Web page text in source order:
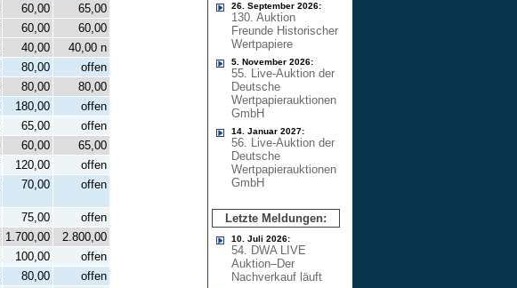
60,00
65,00
60,00
60,00
40,00
40,00 n
80,00
offen
80,00
80,00
180,00
offen
65,00
offen
60,00
65,00
120,00
offen
70,00 offen
75,00
offen
1.700,00
2.800,00
100,00
offen
80,00
offen
26. September 2026:
130. Auktion
Freunde Historischer
Wertpapiere
5. November 2026:
55. Live-Auktion der
Deutsche
Wertpapierauktionen
GmbH
14. Januar 2027:
56. Live-Auktion der
Deutsche
Wertpapierauktionen
GmbH
Letzte Meldungen:
10. Juli 2026:
54. DWA LIVE
Auktion–Der
Nachverkauf läuft